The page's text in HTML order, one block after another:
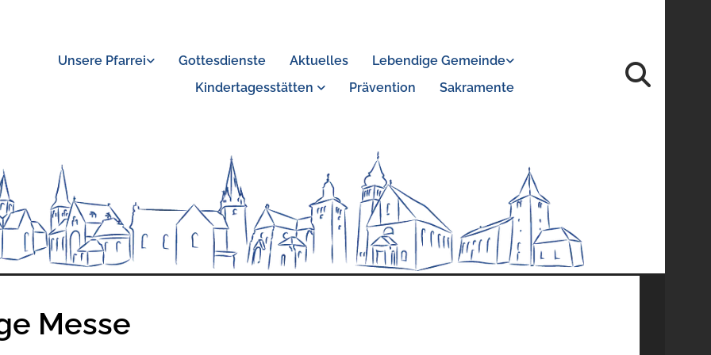
Unsere Pfarrei Gottesdienste Aktuelles
Lebendige Gemeinde
Kindertagesstätten
Prävention Sakramente
Messe